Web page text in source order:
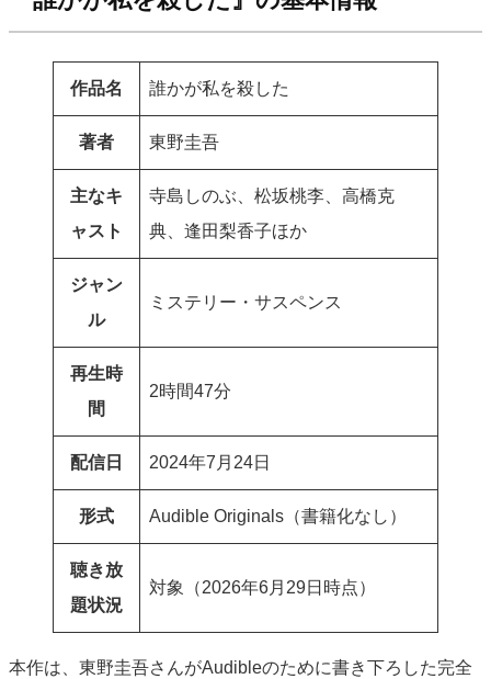
作品名 誰かが私を殺した
著者 東野圭吾
主なキ
ャスト
寺島しのぶ、松坂桃李、高橋克
典、逢田梨香子ほか
ジャン
ル
ミステリー・サスペンス
再生時
間
2時間47分
配信日 2024年7月24日
形式 Audible Originals（書籍化なし）
聴き放
題状況
対象（2026年6月29日時点）
本作は、東野圭吾さんがAudibleのために書き下ろした完全